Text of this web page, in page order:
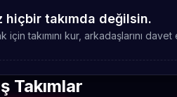
hiçbir takımda değilsin.
için takımını kur, arkadaşlarını
Takımlar